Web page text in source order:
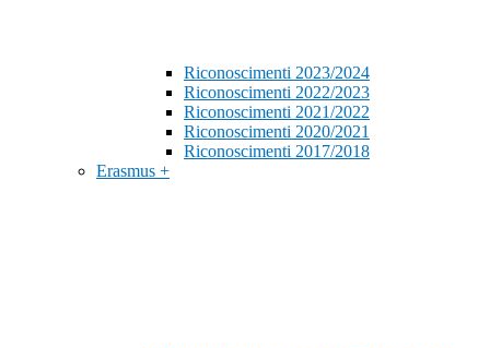
Riconoscimenti 2023/2024
Riconoscimenti 2022/2023
Riconoscimenti 2021/2022
Riconoscimenti 2020/2021
Riconoscimenti 2017/2018
Erasmus +